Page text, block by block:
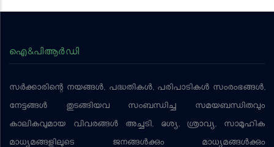
ഐ&പിആര്‍ഡി
സര്‍ക്കാരിന്റെ നയങ്ങള്‍, പദ്ധതികള്‍, പരിപാടികള്‍ സംരംഭങ്ങള്‍,
നേട്ടങ്ങള്‍ തുടങ്ങിയവ സംബന്ധിച്ച സമയബന്ധിതവും
കാലികവുമായ വിവരങ്ങള്‍ അച്ചടി, ദൃശ്യ, ശ്രാവ്യ, സാമൂഹിക
മാധ്യമങ്ങളിലൂടെ ജനങ്ങള്‍ക്കും മാധ്യമങ്ങള്‍ക്കും